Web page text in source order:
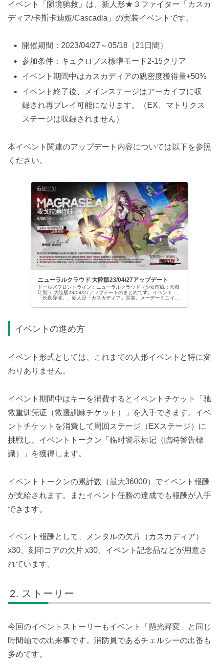
イベント「陨境驰救」は、新人形★３ファイター「カスカ
ディア/卡斯卡迪娅/Cascadia」の実装イベントです。
開催期間：2023/04/27～05/18（21日間）
参加条件：キュクロプス標準モード2-15クリア
イベント期間中はカスカディアの親密度獲得量+50%
イベント終了後、メインステージはアーカイブに収
録され再プレイ可能になります。（EX、マトリクス
ステージは収録されません）
本イベント関連のアップデート内容については以下を参照
ください。
ニューラルクラウド 大陸版23/04/27アップデート
ドールズフロントライン：ニューラルクラウド（少女前线：云图
计划 ）大陸版23/04/27アップデートのまとめです。イベント
「长夜异谭」、新人形「カスカディア」実装、メーデーミニイベ
イベントの進め方
イベント形式としては、これまでの人形イベントと特に変
わりありません。
イベント期間中はキーを消費するとイベントチケット「驰
救重训凭证（救援訓練チケット）」を入手できます。イベ
ントチケットを消費して周回ステージ（EXステージ）に
挑戦し、イベントトークン「临时警示标记（臨時警告標
識）」を獲得します。
イベントトークンの累計数（最大36000）でイベント報酬
が支給されます。またイベント任務の達成でも報酬が入手
できます。
イベント報酬として、メンタルの欠片（カスカディア）
x30、刻印コアの欠片 x30、イベント記念品などが用意さ
れています。
ストーリー
今回のイベントストーリーもイベント「懸光昇変」と同じ
時間軸での出来事です。消防員であるチェルシーの出番も
多めです。